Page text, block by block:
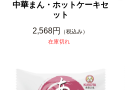
中華まん・ホットケーキセ
ット
2,568円
（税込み）
在庫切れ